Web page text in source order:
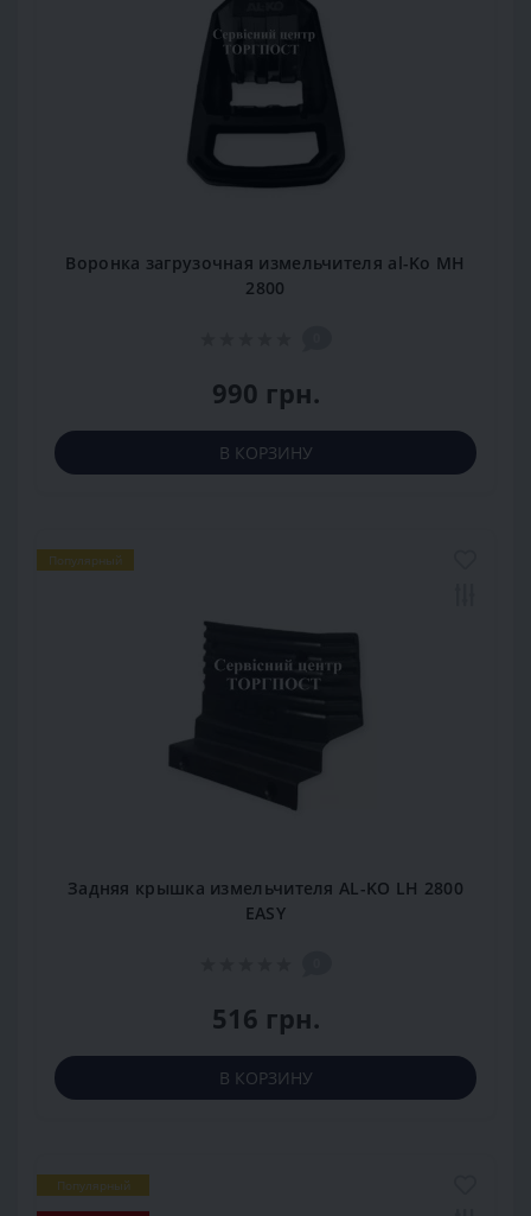
Воронка загрузочная измельчителя al-Ko MH
2800
990 грн.
В КОРЗИНУ
Популярный
Задняя крышка измельчителя AL-KO LH 2800
EASY
516 грн.
В КОРЗИНУ
Популярный